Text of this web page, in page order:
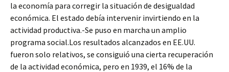
la economía para corregir la situación de desigualdad
económica. El estado debía intervenir invirtiendo en la
actividad productiva.-Se puso en marcha un amplio
programa social.Los resultados alcanzados en EE.UU.
fueron solo relativos, se consiguió una cierta recuperación
de la actividad económica, pero en 1939, el 16% de la